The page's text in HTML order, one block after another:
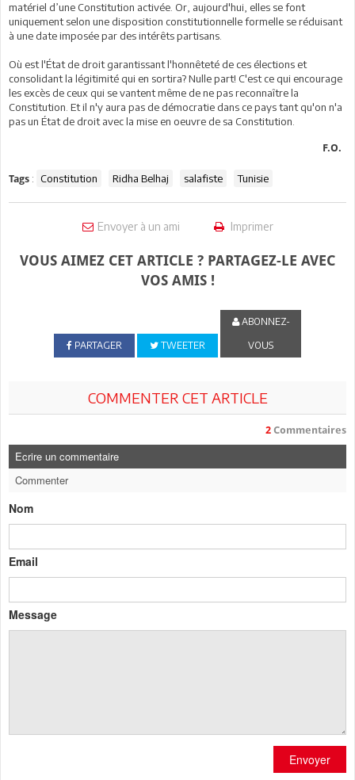
matériel d’une Constitution activée. Or, aujourd'hui, elles se font
uniquement selon une disposition constitutionnelle formelle se réduisant
à une date imposée par des intérêts partisans.
Où est l'État de droit garantissant l'honnêteté de ces élections et
consolidant la légitimité qui en sortira? Nulle part! C'est ce qui encourage
les excès de ceux qui se vantent même de ne pas reconnaître la
Constitution. Et il n'y aura pas de démocratie dans ce pays tant qu'on n'a
pas un État de droit avec la mise en oeuvre de sa Constitution.
F.O.
Tags : Constitution Ridha Belhaj salafiste Tunisie
Envoyer à un ami Imprimer
VOUS AIMEZ CET ARTICLE ? PARTAGEZ-LE AVEC
VOS AMIS !
PARTAGER TWEETER
ABONNEZ-
VOUS
COMMENTER CET ARTICLE
2 Commentaires
Ecrire un commentaire
Commenter
Nom
Email
Message
Envoyer